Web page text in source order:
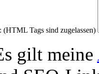
(HTML Tags sind zugelassen)
gilt meine